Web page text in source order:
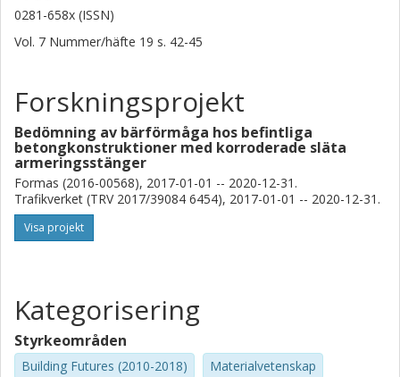
0281-658x (ISSN)
Vol. 7 Nummer/häfte 19 s. 42-45
Forskningsprojekt
Bedömning av bärförmåga hos befintliga
betongkonstruktioner med korroderade släta
armeringsstänger
Formas (2016-00568), 2017-01-01 -- 2020-12-31.
Trafikverket (TRV 2017/39084 6454), 2017-01-01 -- 2020-12-31.
Visa projekt
Kategorisering
Styrkeområden
Building Futures (2010-2018) Materialvetenskap